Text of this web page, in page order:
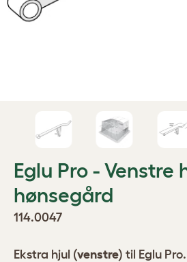
Eglu Pro - Venstre
hønsegård
114.0047
Ekstra hjul (venstre) til Eglu Pro.